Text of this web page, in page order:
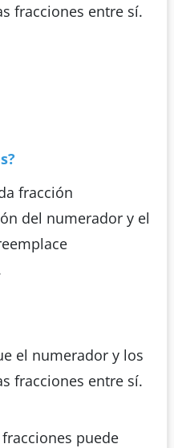
fracciones entre sí.
fracción
del numerador y el
el numerador y los
fracciones entre sí.
puede